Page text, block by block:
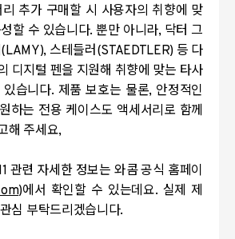
추가 구매할 시 사용자의 취향에 맞
할 수 있습니다. 뿐만 아니라, 닥터 그
(LAMY), 스테들러(STAEDTLER) 등 다
디지털 펜을 지원해 취향에 맞는 타사
습니다. 제품 보호는 물론, 안정적인
하는 전용 케이스도 액세서리로 함께
해 주세요,
관련 자세한 정보는 와콤 공식 홈페이
)에서 확인할 수 있는데요. 실제 제
심 부탁드리겠습니다.